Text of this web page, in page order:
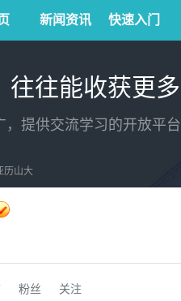
新闻资讯 快速入门
往往能收获更多
提供交流学习的开放平台
历山大
粉丝 关注